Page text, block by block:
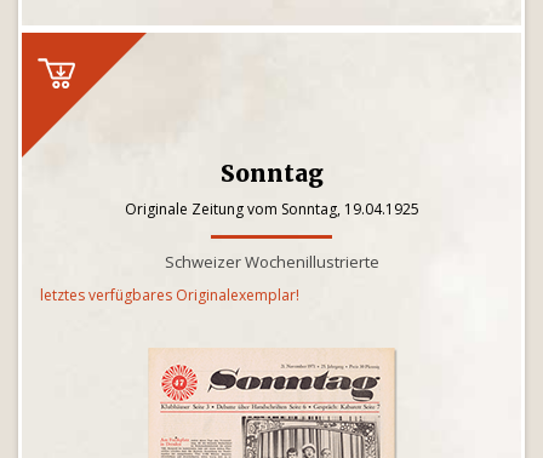
Sonntag
Originale Zeitung vom Sonntag, 19.04.1925
Schweizer Wochenillustrierte
letztes verfügbares Originalexemplar!